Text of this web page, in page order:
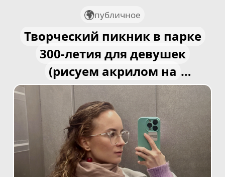
публичное
Творческий пикник в парке
300-летия для девушек
(рисуем акрилом на
природе)